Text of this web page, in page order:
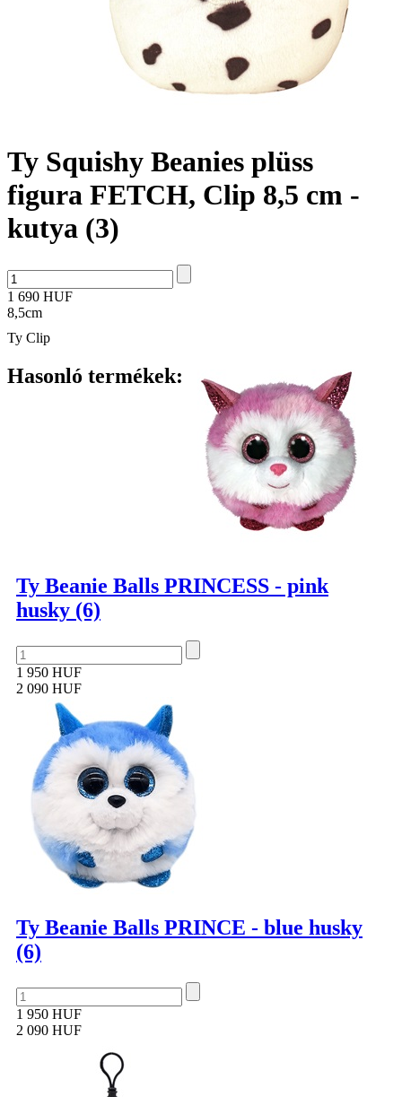
Ty Squishy Beanies plüss
figura FETCH, Clip 8,5 cm -
kutya (3)
1 690 HUF
8,5cm
Ty Clip
Hasonló termékek:
Ty Beanie Balls PRINCESS - pink
husky (6)
1 950 HUF
2 090 HUF
Ty Beanie Balls PRINCE - blue husky
(6)
1 950 HUF
2 090 HUF